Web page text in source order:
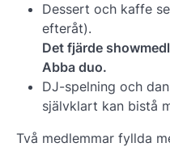
Dessert och kaffe
efteråt).
Det fjärde
Abba duo.
DJ-spelning och
självklart kan bistå
Två medlemmar fyllda